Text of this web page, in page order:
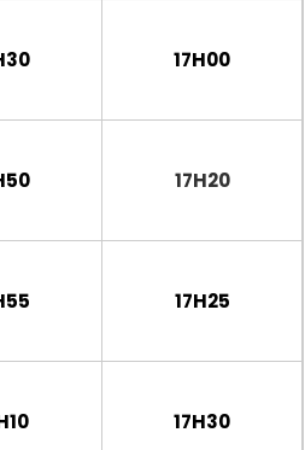
17H00
17H20
17H25
17H30